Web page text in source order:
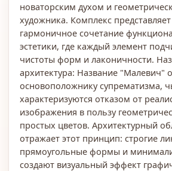
новаторским духом и
художника. Комплекс
гармоничное сочетание
эстетики, где каждый элемент
чистоты форм и лаконичности.
архитектура: Название "Малевич"
основоположнику супрематизма,
характеризуются отказом от
изображения в пользу
простых цветов. Архитектурный
отражает этот принцип: строгие
прямоугольные формы и
создают визуальный эффект